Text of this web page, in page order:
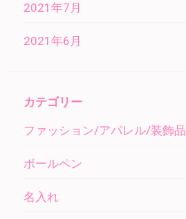
2021年7月
2021年6月
カテゴリー
ファッション/アパレル/装飾品
ボールペン
名入れ